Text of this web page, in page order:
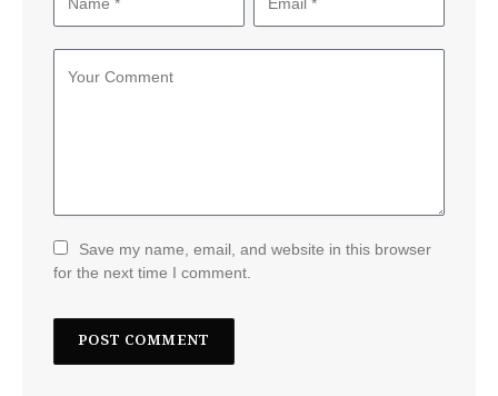
Save my name, email, and website in this browser
for the next time I comment.